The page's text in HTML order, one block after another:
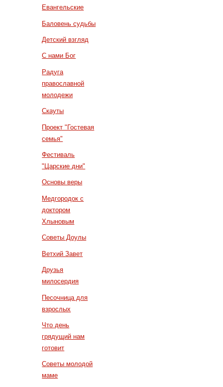
Евангельские
Баловень судьбы
Детский взгляд
С нами Бог
Радуга
православной
молодежи
Скауты
Проект "Гостевая
семья"
Фестиваль
"Царские дни"
Основы веры
Медгородок с
доктором
Хлыновым
Советы Доулы
Ветхий Завет
Друзья
милосердия
Песочница для
взрослых
Что день
грядущий нам
готовит
Советы молодой
маме